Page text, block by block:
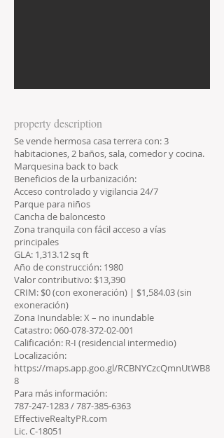
property description
Se vende hermosa casa terrera con: 3
habitaciones, 2 baños, sala, comedor y cocina.
Marquesina back to back
Beneficios de la urbanización:
Acceso controlado y vigilancia 24/7
Parque para niños
Cancha de baloncesto
Zona tranquila con fácil acceso a vías
principales
GLA: 1,313.12 sq ft
Año de construcción: 1980
Valor contributivo: $13,390
CRIM: $0 (con exoneración) | $1,584.03 (sin
exoneración)
Zona Inundable: X – no inundable
Catastro:060-078-372-02-001
Calificación: R-I (residencial intermedio)
Localización:
https://maps.app.goo.gl/RCBNYCzcQmnUtWB8
8
Para más información:
787-247-1283/787-385-6363
EffectiveRealtyPR.com
Lic. C-18051